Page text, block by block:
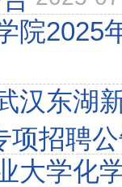
院2025
汉东湖
项招聘
大学化